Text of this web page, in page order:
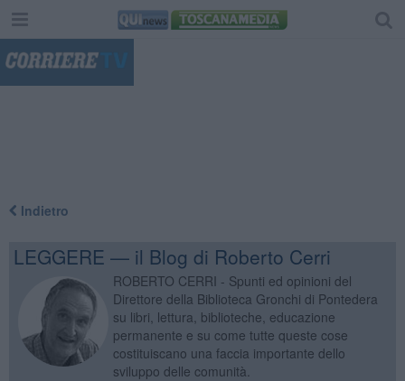
Indietro
LEGGERE — il Blog di Roberto Cerri
ROBERTO CERRI - Spunti ed opinioni del
Direttore della Biblioteca Gronchi di Pontedera
su libri, lettura, biblioteche, educazione
permanente e su come tutte queste cose
costituiscano una faccia importante dello
sviluppo delle comunità.